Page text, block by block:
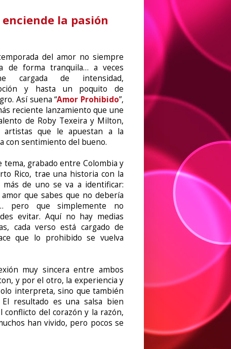
la pasión
del amor no siempre
de forma tranquila… a veces
cargada de intensidad,
y hasta un poquito de
Así suena “Amor Prohibido”,
reciente lanzamiento que une
de Roby Texeira y Milton,
artistas que le apuestan a la
con sentimiento del bueno.
tema, grabado entre Colombia y
Rico, trae una historia con la
más de uno se va a identificar:
amor que sabes que no debería
pero que simplemente no
evitar. Aquí no hay medias
cada verso está cargado de
que lo prohibido se vuelva
muy sincera entre ambos
y por el otro, la experiencia y
interpreta, sino que también
resultado es una salsa bien
del corazón y la razón,
han vivido, pero pocos se